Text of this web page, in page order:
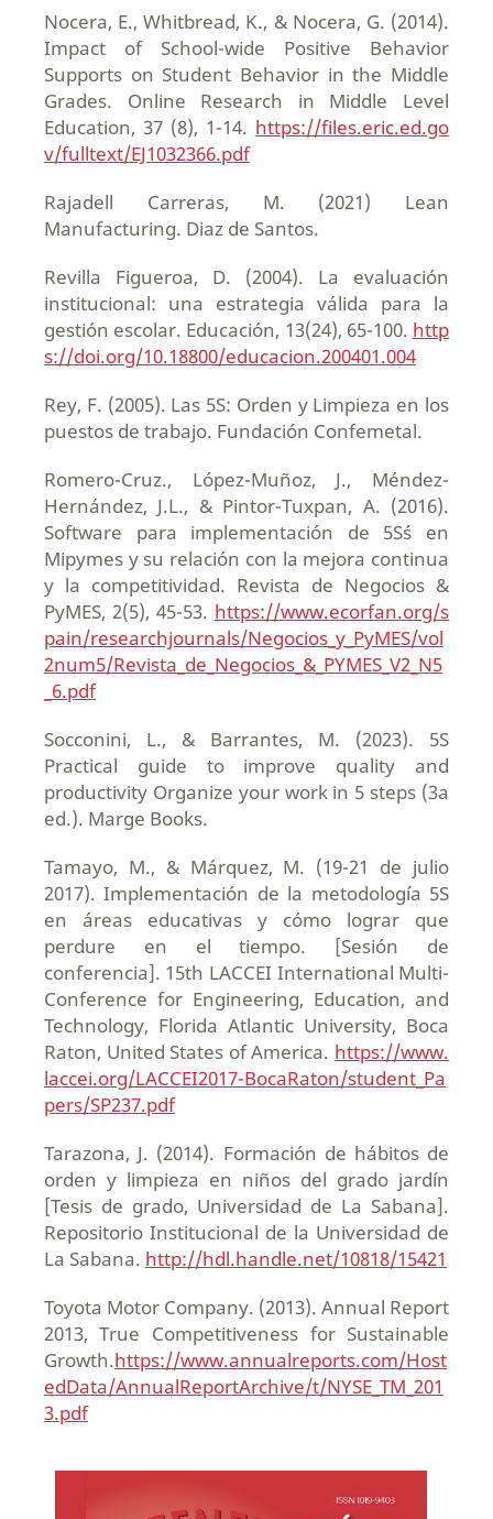
Nocera, E., Whitbread, K., & Nocera, G. (2014).
Impact of School-wide Positive Behavior
Supports on Student Behavior in the Middle
Grades. Online Research in Middle Level
Education, 37 (8), 1-14. https://files.eric.ed.go
v/fulltext/EJ1032366.pdf
Rajadell Carreras, M. (2021) Lean
Manufacturing. Diaz de Santos.
Revilla Figueroa, D. (2004). La evaluación
institucional: una estrategia válida para la
gestión escolar. Educación, 13(24), 65-100. http
s://doi.org/10.18800/educacion.200401.004
Rey, F. (2005). Las 5S: Orden y Limpieza en los
puestos de trabajo. Fundación Confemetal.
Romero-Cruz., López-Muñoz, J., Méndez-
Hernández, J.L., & Pintor-Tuxpan, A. (2016).
Software para implementación de 5S´s en
Mipymes y su relación con la mejora continua
y la competitividad. Revista de Negocios &
PyMES, 2(5), 45-53. https://www.ecorfan.org/s
pain/researchjournals/Negocios_y_PyMES/vol
2num5/Revista_de_Negocios_&_PYMES_V2_N5
_6.pdf
Socconini, L., & Barrantes, M. (2023). 5S
Practical guide to improve quality and
productivity Organize your work in 5 steps (3a
ed.). Marge Books.
Tamayo, M., & Márquez, M. (19-21 de julio
2017). Implementación de la metodología 5S
en áreas educativas y cómo lograr que
perdure en el tiempo. [Sesión de
conferencia]. 15th LACCEI International Multi-
Conference for Engineering, Education, and
Technology, Florida Atlantic University, Boca
Raton, United States of America. https://www.
laccei.org/LACCEI2017-BocaRaton/student_Pa
pers/SP237.pdf
Tarazona, J. (2014). Formación de hábitos de
orden y limpieza en niños del grado jardín
[Tesis de grado, Universidad de La Sabana].
Repositorio Institucional de la Universidad de
La Sabana. http://hdl.handle.net/10818/15421
Toyota Motor Company. (2013). Annual Report
2013, True Competitiveness for Sustainable
Growth.https://www.annualreports.com/Host
edData/AnnualReportArchive/t/NYSE_TM_201
3.pdf